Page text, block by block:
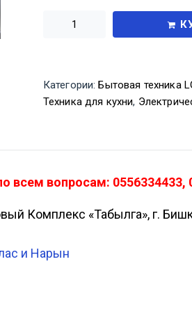
Категории: Бытовая техника
Техника для кухни,
вопросам: 0556334433,
Комплекс «Табылга», г.
и Нарын